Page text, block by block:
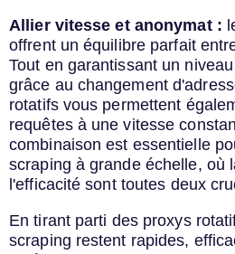
Allier vitesse et anonymat :
offrent un équilibre parfait
Tout en garantissant un
grâce au changement
rotatifs vous permettent
requêtes à une vitesse
combinaison est essentielle
scraping à grande échelle, où
l'efficacité sont toutes deux
En tirant parti des proxys
scraping restent rapides,